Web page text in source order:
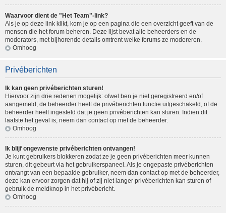
Waarvoor dient de "Het Team"-link?
Als je op deze link klikt, kom je op een pagina die een overzicht geeft van de
mensen die het forum beheren. Deze lijst bevat alle beheerders en de
moderators, met bijhorende details omtrent welke forums ze modereren.
Omhoog
Privéberichten
Ik kan geen privéberichten sturen!
Hiervoor zijn drie redenen mogelijk: ofwel ben je niet geregistreerd en/of
aangemeld, de beheerder heeft de privéberichten functie uitgeschakeld, of de
beheerder heeft ingesteld dat je geen privéberichten kan sturen. Indien dit
laatste het geval is, neem dan contact op met de beheerder.
Omhoog
Ik blijf ongewenste privéberichten ontvangen!
Je kunt gebruikers blokkeren zodat ze je geen privéberichten meer kunnen
sturen, dit gebeurt via het gebruikerspaneel. Als je ongepaste privéberichten
ontvangt van een bepaalde gebruiker, neem dan contact op met de beheerder,
deze kan ervoor zorgen dat hij of zij niet langer privéberichten kan sturen of
gebruik de meldknop in het privébericht.
Omhoog